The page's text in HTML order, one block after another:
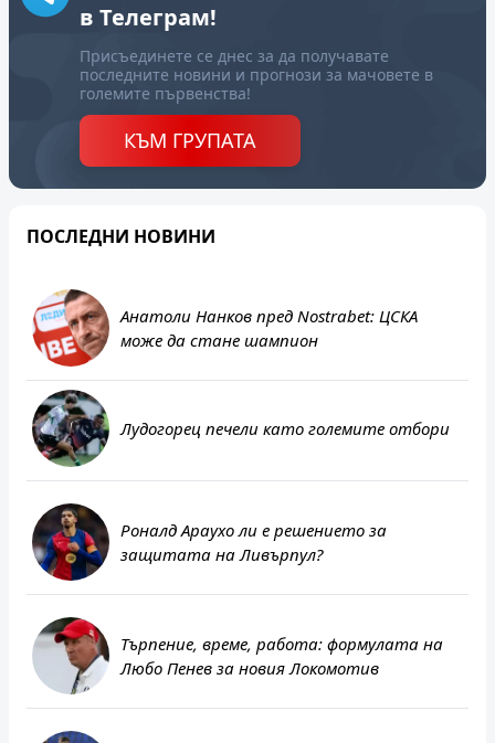
в Телеграм!
Присъединете се днес за да получавате
последните новини и прогнози за мачовете в
големите първенства!
КЪМ ГРУПАТА
ПОСЛЕДНИ НОВИНИ
Анатоли Нанков пред Nostrabet: ЦСКА
може да стане шампион
Лудогорец печели като големите отбори
Роналд Араухо ли е решението за
защитата на Ливърпул?
Търпение, време, работа: формулата на
Любо Пенев за новия Локомотив